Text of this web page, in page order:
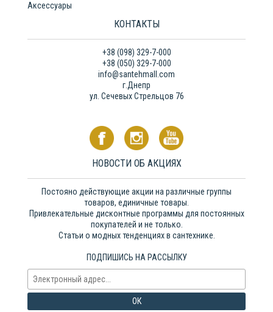
Аксессуары
КОНТАКТЫ
+38 (098) 329-7-000
+38 (050) 329-7-000
info@santehmall.com
г.Днепр
ул. Сечевых Стрельцов 76
НОВОСТИ ОБ АКЦИЯХ
Постояно действующие акции на различные группы
товаров, единичные товары.
Привлекательные дисконтные программы для постоянных
покупателей и не только.
Статьи о модных тенденциях в сантехнике.
ПОДПИШИСЬ НА РАССЫЛКУ
ОК